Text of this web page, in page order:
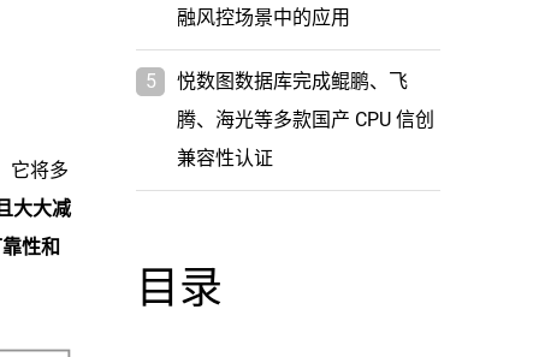
它将多
大大减
性和
融风控场景中的应用
5
悦数图数据库完成鲲鹏、飞
腾、海光等多款国产 CPU 信创
兼容性认证
目录